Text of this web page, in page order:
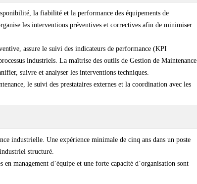
la fiabilité et la performance des équipements de
les interventions préventives et correctives afin de minimiser
assure le suivi des indicateurs de performance (KPI
industriels. La maîtrise des outils de Gestion de Maintenance
suivre et analyser les interventions techniques.
le suivi des prestataires externes et la coordination avec les
industrielle. Une expérience minimale de cinq ans dans un poste
structuré.
management d’équipe et une forte capacité d’organisation sont